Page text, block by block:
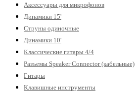
Аксессуары для микрофонов
Динамики 15'
Струны одиночные
Динамики 10'
Классические гитары 4/4
Разъемы Speaker Connector (кабельные)
Гитары
Клавишные инструменты